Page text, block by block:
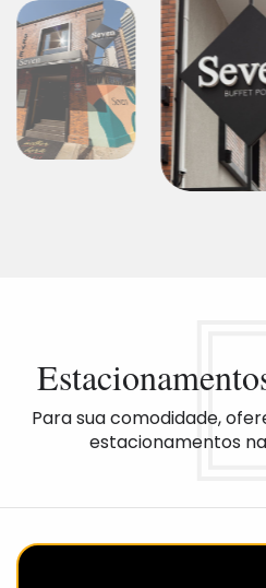
Para sua comodidade,
estacionamentos